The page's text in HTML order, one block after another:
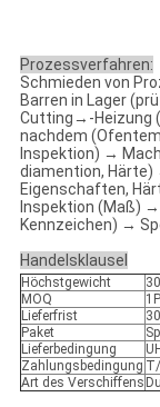
Prozessverfahren:
Schmieden von
Barren in Lager
Cutting→-Heizung
nachdem
Inspektion) →
diamention,
Eigenschaften,
Inspektion (Maß)
Kennzeichen) →
Handelsklausel
Höchstgewicht
MOQ
Lieferfrist
Paket
Lieferbedingung
Zahlungsbedingung
Art des Verschiffens